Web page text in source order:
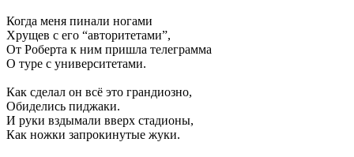
Когда меня пинали ногами
Хрущев с его “авторитетами”,
От Роберта к ним пришла телеграмма
О туре с университетами.
Как сделал он всё это грандиозно,
Обиделись пиджаки.
И руки вздымали вверх стадионы,
Как ножки запрокинутые жуки.